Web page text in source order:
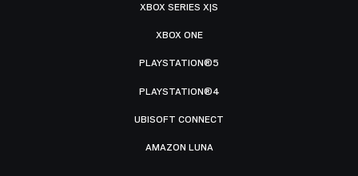
XBOX SERIES X|S
XBOX ONE
PLAYSTATION®5
PLAYSTATION®4
UBISOFT CONNECT
AMAZON LUNA